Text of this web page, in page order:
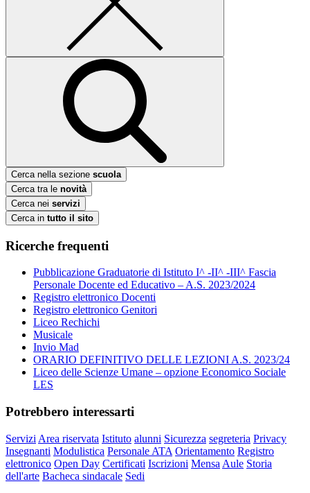
Cerca nella sezione scuola
Cerca tra le novità
Cerca nei servizi
Cerca in tutto il sito
Ricerche frequenti
Pubblicazione Graduatorie di Istituto I^ -II^ -III^ Fascia
Personale Docente ed Educativo – A.S. 2023/2024
Registro elettronico Docenti
Registro elettronico Genitori
Liceo Rechichi
Musicale
Invio Mad
ORARIO DEFINITIVO DELLE LEZIONI A.S. 2023/24
Liceo delle Scienze Umane – opzione Economico Sociale
LES
Potrebbero interessarti
Servizi Area riservata Istituto alunni Sicurezza segreteria Privacy
Insegnanti Modulistica Personale ATA Orientamento Registro
elettronico Open Day Certificati Iscrizioni Mensa Aule Storia
dell'arte Bacheca sindacale Sedi